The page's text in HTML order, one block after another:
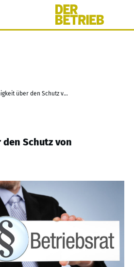
Uneinigkeit über den Schutz von Betriebsräten
Schutz von